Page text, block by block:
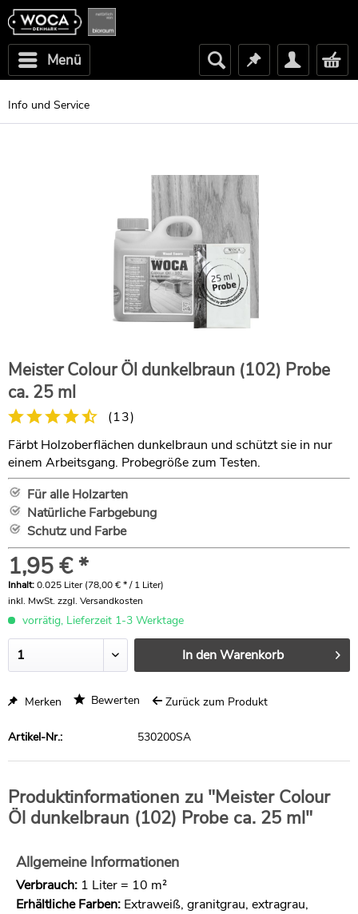
Menü
Info und Service
Meister Colour Öl dunkelbraun (102) Probe
ca. 25 ml
(13)
Färbt Holzoberflächen dunkelbraun und schützt sie in nur
einem Arbeitsgang. Probegröße zum Testen.
Für alle Holzarten
Natürliche Farbgebung
Schutz und Farbe
1,95 € *
Inhalt:0.025 Liter (78,00 € * / 1 Liter)
inkl. MwSt. zzgl. Versandkosten
vorrätig, Lieferzeit 1-3 Werktage
In denWarenkorb
Merken Bewerten Zurück zum Produkt
Artikel-Nr.: 530200SA
Produktinformationen zu "Meister Colour
Öl dunkelbraun (102) Probe ca. 25 ml"
Allgemeine Informationen
Verbrauch: 1 Liter = 10 m²
Erhältliche Farben: Extraweiß, granitgrau, extragrau,